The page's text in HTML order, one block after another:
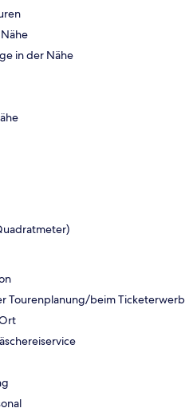
in der Nähe
Tourenplanung/beim Ticketerwerb